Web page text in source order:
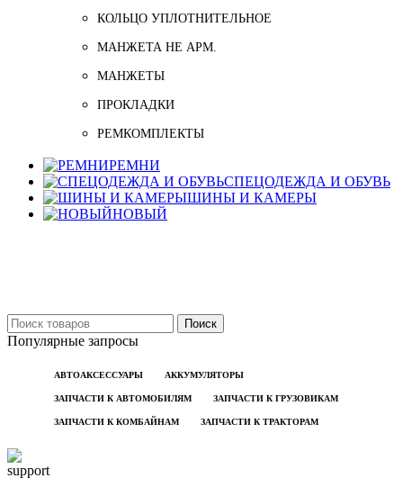
КОЛЬЦО УПЛОТНИТЕЛЬНОЕ
МАНЖЕТА НЕ АРМ.
МАНЖЕТЫ
ПРОКЛАДКИ
РЕМКОМПЛЕКТЫ
РЕМНИ
СПЕЦОДЕЖДА И ОБУВЬ
ШИНЫ И КАМЕРЫ
НОВЫЙ
Поиск
Популярные запросы
АВТОАКСЕССУАРЫ АККУМУЛЯТОРЫ
ЗАПЧАСТИ К АВТОМОБИЛЯМ ЗАПЧАСТИ К ГРУЗОВИКАМ
ЗАПЧАСТИ К КОМБАЙНАМ ЗАПЧАСТИ К ТРАКТОРАМ